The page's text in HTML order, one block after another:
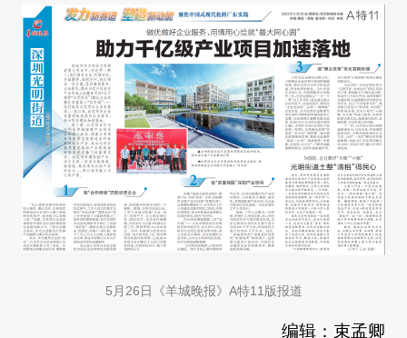
5月26日《羊城晚报》A特11版报道
编辑：束孟卿